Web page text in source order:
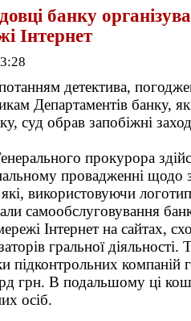
банку
Інтернет
детектива,
Департаментів банку,
суд обрав запобіжні
прокурора
провадженні щодо
використовуючи
самообслуговування
Інтернет на сайтах,
гральної
підконтрольних
грн. В подальшому ці
осіб.